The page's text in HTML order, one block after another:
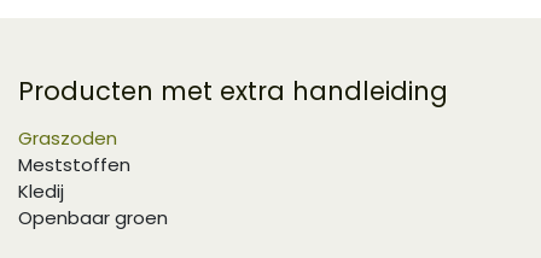
Producten met extra handleiding
Graszoden
Meststoffen
Kledij
Openbaar groen